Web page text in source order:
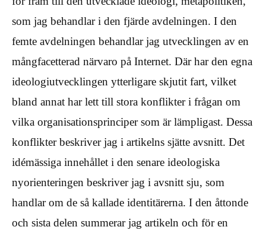
som jag behandlar i den fjärde avdelningen. I den
femte avdelningen behandlar jag utvecklingen av en
mångfacetterad närvaro på Internet. Där har den egna
ideologiutvecklingen ytterligare skjutit fart, vilket
bland annat har lett till stora konflikter i frågan om
vilka organisationsprinciper som är lämpligast. Dessa
konflikter beskriver jag i artikelns sjätte avsnitt. Det
idémässiga innehållet i den senare ideologiska
nyorienteringen beskriver jag i avsnitt sju, som
handlar om de så kallade identitärerna. I den åttonde
och sista delen summerar jag artikeln och för en